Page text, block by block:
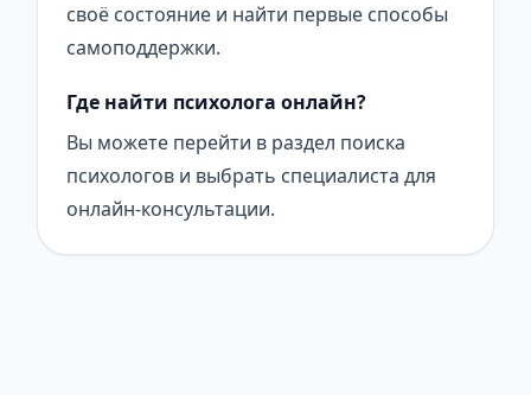
своё состояние и найти первые способы
самоподдержки.
Где найти психолога онлайн?
Вы можете перейти в раздел поиска
психологов и выбрать специалиста для
онлайн-консультации.